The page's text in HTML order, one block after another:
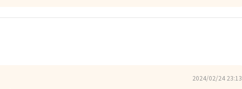
「interest」は「興味」という意味となります。 回答が参考になれば幸いです！
2024/02/24 23:13